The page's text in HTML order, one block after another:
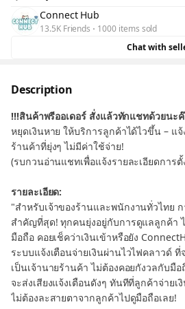
Connect Hub
13.5K Friends 1000 items sold
Chat with
Description
!!!สินค้าพรีออเดอร์ สั่งแล้วทักแชทด้วยนะ
หยุดเงินหาย ให้บริการลูกค้าได้ไวขึ้น – แ
ร้านค้าที่ยุ่งๆ ไม่มีค่าใช้จ่าย!
(รบกวนอ่านแชทเพื่อแจ้งรายละเอียดการ
รายละเอียด:
"สำหรับเจ้าของร้านและพนักงานทั่วไทย
สำคัญที่สุด! ทุกคนยุ่งอยู่กับการดูแลลูกค้า
มือถือ คอยเช็คว่าเงินเข้าหรือยัง
ระบบแจ้งเตือนจ่ายเงินผ่านไวไฟคลาวด์
เป็นเจ้านายร้านค้า ไม่ต้องคอยกังวลกับมื
จะส่งเสียงแจ้งเตือนดังๆ ทันทีที่ลูกค้าจ่ายเ
ไม่ต้องละสายตาจากลูกค้าไปดูมือถือเลย!